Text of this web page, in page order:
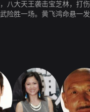
八大天王袭击宝芝林，打
险胜一场。黄飞鸿命悬一